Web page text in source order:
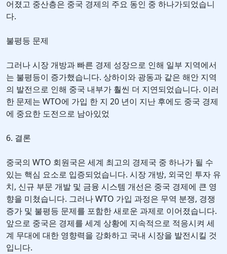
어졌고 중산층은 중국 경제의 주요 동인 중 하나가되었습니
다.
불평등 문제
그러나 시장 개방과 빠른 경제 성장으로 인해 일부 지역에서
는 불평등이 증가했습니다. 상하이와 광동과 같은 해안 지역
의 발전으로 인해 중국 내부가 훨씬 더 지연되었습니다. 이러
한 문제는 WTO에 가입 한 지 20 년이 지난 후에도 중국 경제
에 중요한 도전으로 남아있었
6. 결론
중국의 WTO 회원국은 세계 최고의 경제국 중 하나가 될 수
있는 핵심 요소로 입증되었습니다. 시장 개방, 외국인 투자 유
치, 신규 부문 개발 및 금융 시스템 개선은 중국 경제에 큰 영
향을 미쳤습니다. 그러나 WTO 가입 과정은 무역 분쟁, 경쟁
증가 및 불평등 문제를 포함한 새로운 과제로 이어졌습니다.
앞으로 중국은 경제를 세계 상황에 지속적으로 적응시켜 세
계 무대에 대한 영향력을 강화하고 국내 시장을 발전시킬 것
입니다.